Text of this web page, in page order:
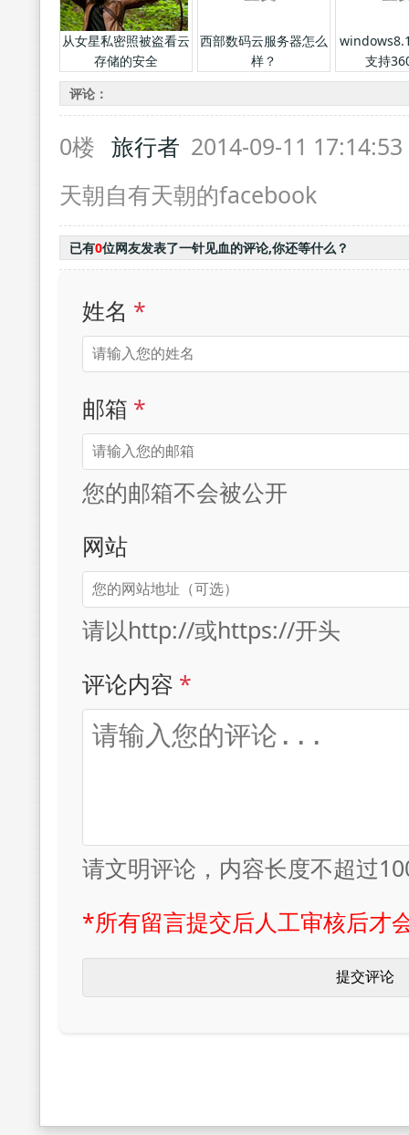
从女星私密照被盗看云
存储的安全
西部数码云服务器怎么
样？
支持
评论：
0楼 旅行者 2014-09-11
天朝自有天朝的facebook
已有0位网友发表了一针见血的评论,你还等什么？
姓名 *
邮箱 *
您的邮箱不会被公开
网站
请以http://或https://开头
评论内容 *
请文明评论，内容长度不超过
*所有留言提交后人工审核后才